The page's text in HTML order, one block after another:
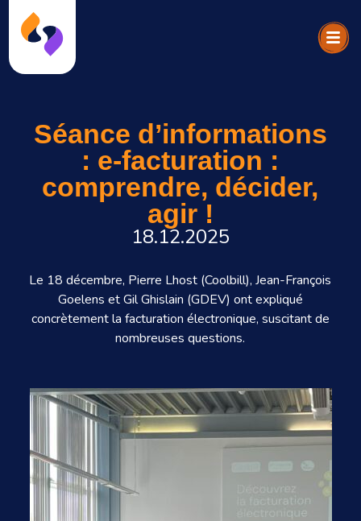
Séance d’informations
: e-facturation :
comprendre, décider,
agir !
18.12.2025
Le 18 décembre, Pierre Lhost (Coolbill), Jean-François
Goelens et Gil Ghislain (GDEV) ont expliqué
concrètement la facturation électronique, suscitant de
nombreuses questions.